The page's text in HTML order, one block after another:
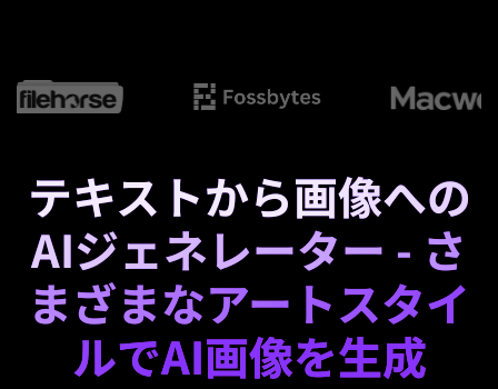
テキストから画像への
AIジェネレーター - さ
まざまなアートスタイ
ルでAI画像を生成